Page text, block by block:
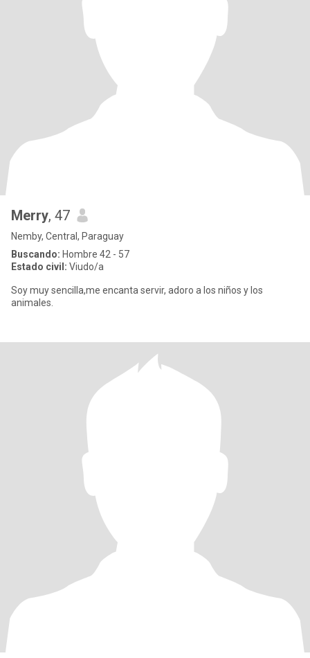
Merry, 47
Nemby, Central, Paraguay
Buscando: Hombre 42 - 57
Estado civil: Viudo/a
Soy muy sencilla,me encanta servir, adoro a los niños y los
animales.